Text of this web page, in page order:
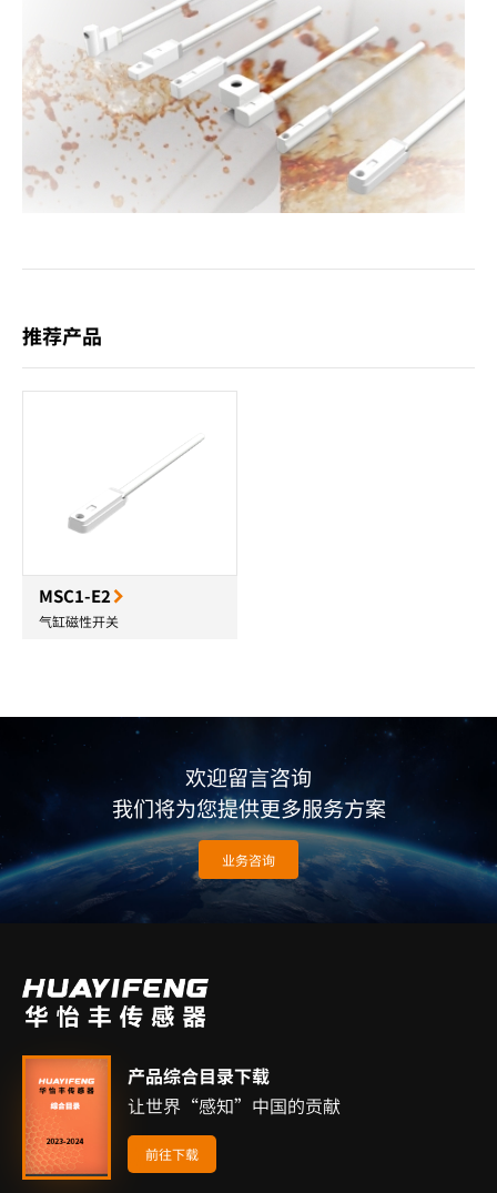
推荐产品
MSC1-E2
气缸磁性开关
欢迎留言咨询
我们将为您提供更多服务方案
业务咨询
产品综合目录下载
让世界“感知”中国的贡献
前往下载